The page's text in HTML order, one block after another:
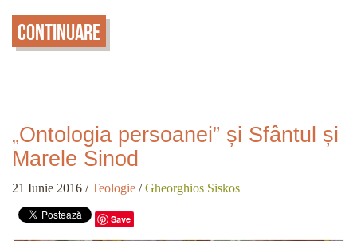
Continuare
„Ontologia persoanei” și Sfântul și
Marele Sinod
21 Iunie 2016 /Teologie /Gheorghios Siskos
Save